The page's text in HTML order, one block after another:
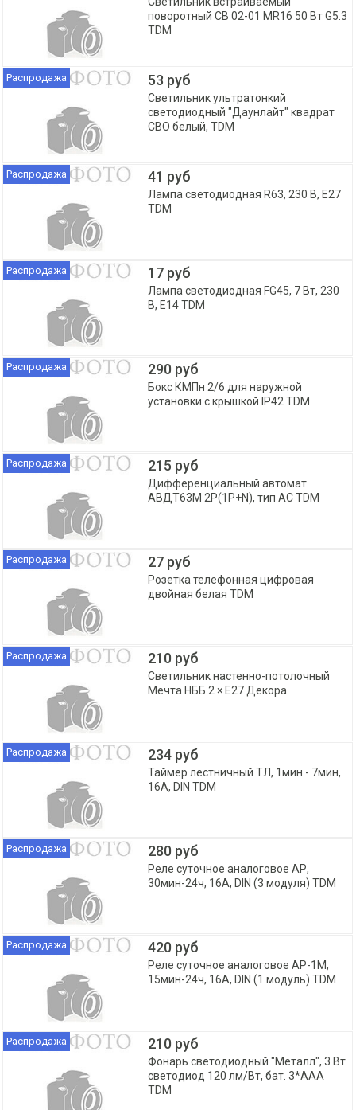
поворотный СВ 02-01 MR16 50 Вт G5.3
TDM
Распродажа 53 руб
Светильник ультратонкий
светодиодный "Даунлайт" квадрат
СВО белый, TDM
Распродажа 41 руб
Лампа светодиодная R63, 230 В, E27
TDM
Распродажа 17 руб
Лампа светодиодная FG45, 7 Вт, 230
В, E14 TDM
Распродажа 290 руб
Бокс КМПн 2/6 для наружной
установки с крышкой IP42 TDM
Распродажа 215 руб
Дифференциальный автомат
АВДТ63М 2P(1P+N), тип АС TDM
Распродажа 27 руб
Розетка телефонная цифровая
двойная белая TDM
Распродажа 210 руб
Светильник настенно-потолочный
Мечта НББ 2 × E27 Декора
Распродажа 234 руб
Таймер лестничный ТЛ, 1мин - 7мин,
16А, DIN TDM
Распродажа 280 руб
Реле суточное аналоговое АР,
30мин-24ч, 16А, DIN (3 модуля) TDM
Распродажа 420 руб
Реле суточное аналоговое АР-1М,
15мин-24ч, 16А, DIN (1 модуль) TDM
Распродажа 210 руб
Фонарь светодиодный "Металл", 3 Вт
светодиод 120 лм/Вт, бат. 3*AAA
TDM